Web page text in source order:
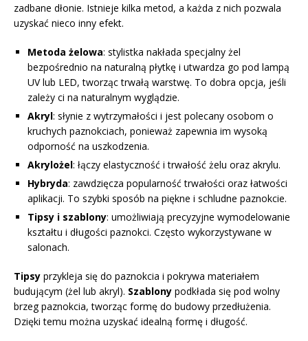
zadbane dłonie. Istnieje kilka metod, a każda z nich pozwala
uzyskać nieco inny efekt.
Metoda żelowa: stylistka nakłada specjalny żel
bezpośrednio na naturalną płytkę i utwardza go pod lampą
UV lub LED, tworząc trwałą warstwę. To dobra opcja, jeśli
zależy ci na naturalnym wyglądzie.
Akryl: słynie z wytrzymałości i jest polecany osobom o
kruchych paznokciach, ponieważ zapewnia im wysoką
odporność na uszkodzenia.
Akrylożel: łączy elastyczność i trwałość żelu oraz akrylu.
Hybryda: zawdzięcza popularność trwałości oraz łatwości
aplikacji. To szybki sposób na piękne i schludne paznokcie.
Tipsy i szablony: umożliwiają precyzyjne wymodelowanie
kształtu i długości paznokci. Często wykorzystywane w
salonach.
Tipsy przykleja się do paznokcia i pokrywa materiałem
budującym (żel lub akryl). Szablony podkłada się pod wolny
brzeg paznokcia, tworząc formę do budowy przedłużenia.
Dzięki temu można uzyskać idealną formę i długość.